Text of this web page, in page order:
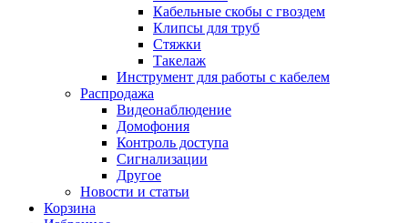
Кабельные скобы с гвоздем
Клипсы для труб
Стяжки
Такелаж
Инструмент для работы с кабелем
Распродажа
Видеонаблюдение
Домофония
Контроль доступа
Сигнализации
Другое
Новости и статьи
Корзина